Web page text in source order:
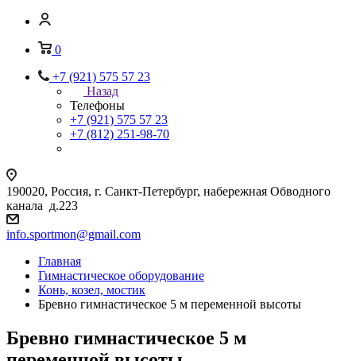
0
+7 (921) 575 57 23
Назад
Телефоны
+7 (921) 575 57 23
+7 (812) 251-98-70
190020, Россия, г. Санкт-Петербург, набережная Обводного
канала д.223
info.sportmon@gmail.com
Главная
Гимнастическое оборудование
Конь, козел, мостик
Бревно гимнастическое 5 м переменной высоты
Бревно гимнастическое 5 м